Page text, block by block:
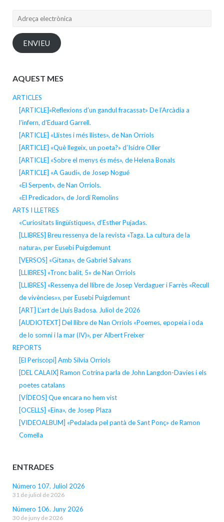
Adreça
ENVIEU
AQUEST MES
ARTICLES
[ARTICLE]«Reflexions d’un gandul fracassat» De l’Arcàdia a
l’infern, d’Eduard Garrell.
[ARTICLE] «Llistes i més llistes», de Nan Orriols
[ARTICLE] «Què llegeix, un poeta?» d’Isidre Oller
[ARTICLE] «Sobre el menys és més», de Helena Bonals
[ARTICLE] «A Gaudí», de Josep Nogué
«El Serpent», de Nan Orriols.
«El Predicador», de Jordi Remolins
ARTS I LLETRES
«Curiositats lingüístiques», d’Esther Pujadas.
[LLIBRES] Breu ressenya de la revista «Taga. La cultura de la
natura», per Eusebi Puigdemunt
[VERSOS] «Gitana», de Gabriel Salvans
[LLIBRES] «Tronc balit, 5» de Nan Orriols
[LLIBRES] «Ressenya del llibre de Josep Verdaguer i Farrès «Recull
de vivències»», per Eusebi Puigdemunt
[ART] L’art de Lluís Badosa. Juliol de 2026
[AUDIOTEXT] Del llibre de Nan Orriols «Poemes, epopeia i oda
de lo somni i la mar (IV)», per Albert Freixer
REPORTS
[El Periscopi] Amb Silvia Orriols
[DEL CALAIX] Ramon Cotrina parla de John Langdon-Davies i els
poetes catalans
[VÍDEOS] Que encara no hem vist
[OCELLS] «Eina», de Josep Plaza
[VIDEOALBUM] «Pedalada pel pantà de Sant Ponç» de Ramon
Comella
ENTRADES
Número 107. Juliol 2026
31 de juliol de 2026
Número 106. Juny 2026
30 de juny de 2026